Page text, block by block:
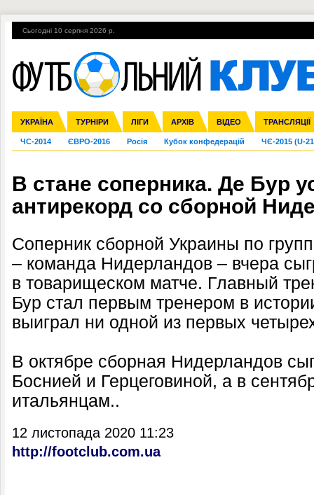
Сьогодні 10 серпня 2026 р.
УКРАЇНА ТУРНІРИ ЛІГИ АРХІВ ВІДЕО ТРАНСЛЯЦІЇ
Збірна Прем'єр-ліга Перша ліга Друга ліга Кубок України
Ліга чемпіонів Ліга Європи Міжнародні Ліга націй Ліга
Англія Іспанія Італія Німеччина Франція Інші
ЧС-2014 ЄВРО-2016 Росія Кубок конфедерацій ЧЄ-2015 (U-
Гарячі теми УПЛ, 2-й тур ВІЙНА УПЛ-ПЕРЕХОДИ
В стане соперника. Де Бур
антирекорд со сборной
Соперник сборной Украины по
– команда Нидерландов – вчера
в товарищеском матче. Главный
Бур стал первым тренером в
выиграл ни одной из первых
В октябре сборная Нидерландов
Боснией и Герцеговиной, а в
итальянцам..
12 листопада 2020 11:23
http://footclub.com.ua